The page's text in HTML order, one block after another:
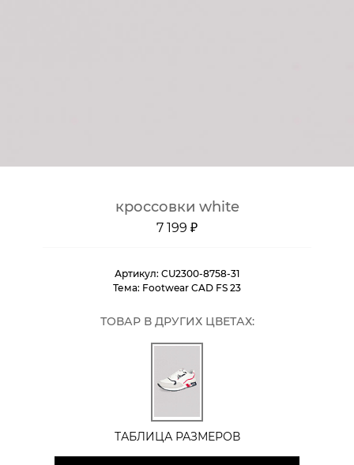
кроссовки white
7 199 ₽
Артикул: CU2300-8758-31
Тема: Footwear CAD FS 23
ТОВАР В ДРУГИХ ЦВЕТАХ:
ТАБЛИЦА РАЗМЕРОВ